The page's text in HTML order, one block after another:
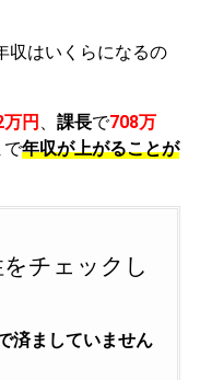
収はいくらになるの
円 課長で708万
で年収が上がることが
チェックし
済ましていません